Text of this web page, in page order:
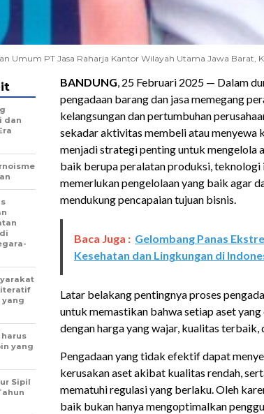
Umum PT Jasa Raharja Kantor Wilayah Utama Jawa Barat,
BANDUNG, 25 Februari 2025 — Dalam
pengadaan barang dan jasa memegang
kelangsungan dan pertumbuhan
sekadar aktivitas membeli atau menyewa
menjadi strategi penting untuk mengelola
baik berupa peralatan produksi,
memerlukan pengelolaan yang baik agar
mendukung pencapaian tujuan bisnis.
Baca Juga : Gelombang Panas
Kesehatan dan Lingkungan di
Latar belakang pentingnya proses
untuk memastikan bahwa setiap aset
dengan harga yang wajar, kualitas terbaik,
Pengadaan yang tidak efektif dapat
kerusakan aset akibat kualitas rendah,
mematuhi regulasi yang berlaku. Oleh
baik bukan hanya mengoptimalkan
dan
harus
yang
Sipil